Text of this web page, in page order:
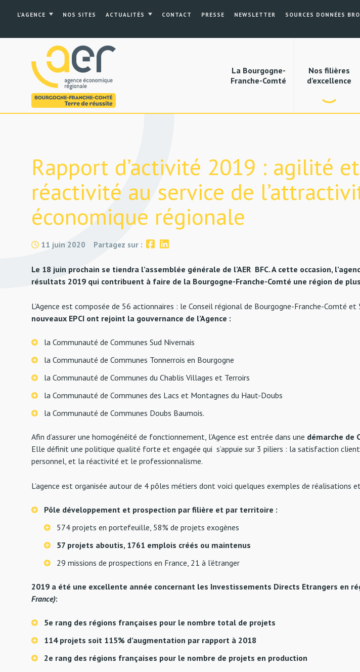
L’AGENCE NOS SITES ACTUALITÉS CONTACT PRESSE NEWSLETTER SOURCES DONNÉES
La Bourgogne-
Franche-Comté
Nos filières
d’excellence
Rapport d’activité 2019 : agilité et
réactivité au service de
économique régionale
11 juin 2020 Partagez sur :
Le 18 juin prochain se tiendra l’assemblée générale de l’AER BFC. A cette occasion,
résultats 2019 qui contribuent à faire de la Bourgogne-Franche-Comté une région de
L’Agence est composée de 56 actionnaires : le Conseil régional de Bourgogne-Franche-Comté et
nouveaux EPCI ont rejoint la gouvernance de l’Agence :
la Communauté de Communes Sud Nivernais
la Communauté de Communes Tonnerrois en Bourgogne
la Communauté de Communes du Chablis Villages et Terroirs
la Communauté de Communes des Lacs et Montagnes du Haut-Doubs
la Communauté de Communes Doubs Baumois.
Afin d’assurer une homogénéité de fonctionnement, l’Agence est entrée dans une démarche de
Elle définit une politique qualité forte et engagée qui s’appuie sur 3 piliers : la satisfaction
personnel, et la réactivité et le professionnalisme.
L’agence est organisée autour de 4 pôles métiers dont voici quelques exemples de réalisations
Pôle développement et prospection par filière et par territoire :
574 projets en portefeuille, 58% de projets exogènes
57 projets aboutis, 1761 emplois créés ou maintenus
29 missions de prospections en France, 21 à l’étranger
2019 a été une excellente année concernant les Investissements Directs Etrangers en
France):
5e rang des régions françaises pour le nombre total de projets
114 projets soit 115% d’augmentation par rapport à 2018
2e rang des régions françaises pour le nombre de projets en production